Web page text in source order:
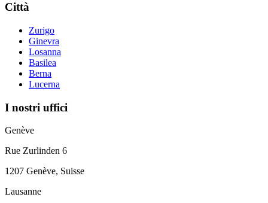
Città
Zurigo
Ginevra
Losanna
Basilea
Berna
Lucerna
I nostri uffici
Genève
Rue Zurlinden 6
1207 Genève, Suisse
Lausanne